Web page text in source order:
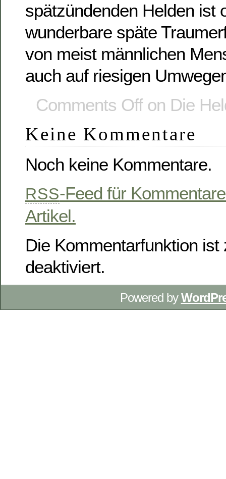
spätzündenden Helden ist
wunderbare späte
von meist männlichen
auch auf riesigen
Comments Offon Die
Keine Kommentare
Noch keine Kommentare.
RSS-Feed für
Artikel.
Die Kommentarfunktion ist
deaktiviert.
Powered by